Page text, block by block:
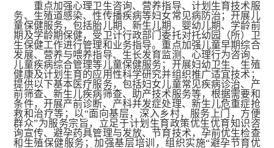
重点加强心理卫生咨询、营养指导、计划生育技术服
务、生殖道感染、性传播疾病等妇女常见病防治；开展儿
童保健服务，包括胎儿期、新生儿期、婴幼儿期、学龄前
期及学龄期保健，受卫计行政部门委托对托幼园（所）卫
生保健工作进行管理和业务指导。重点加强儿童早期综合
发展、营养与喂养指导、生长发育监测、心理行为咨询、
儿童疾病综合管理等儿童保健服务；开展妇幼卫生、生殖
健康及计划生育的应用性科学研究并组织推广适宜技术；
提供以下基本医疗服务，包括妇女儿童常见疾病诊治、产
前筛查、新生儿疾病筛查、助产技术服务等，根据需要和
条件，开展产前诊断、产科并发症处理、新生儿危重症抢
救和治疗等；以“面向基层，深入乡村，服务上门，方便
群众”为服务宗旨，立足于计划生育政策优生优育知识咨
询宣传、避孕药具管理与发放、节育技术，孕前优生检查
和生殖保健服务；加强基层培训，组织实施“避孕节育优